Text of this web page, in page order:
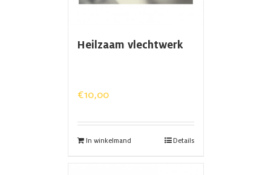
Heilzaam vlechtwerk
€10,00
In winkelmand Details